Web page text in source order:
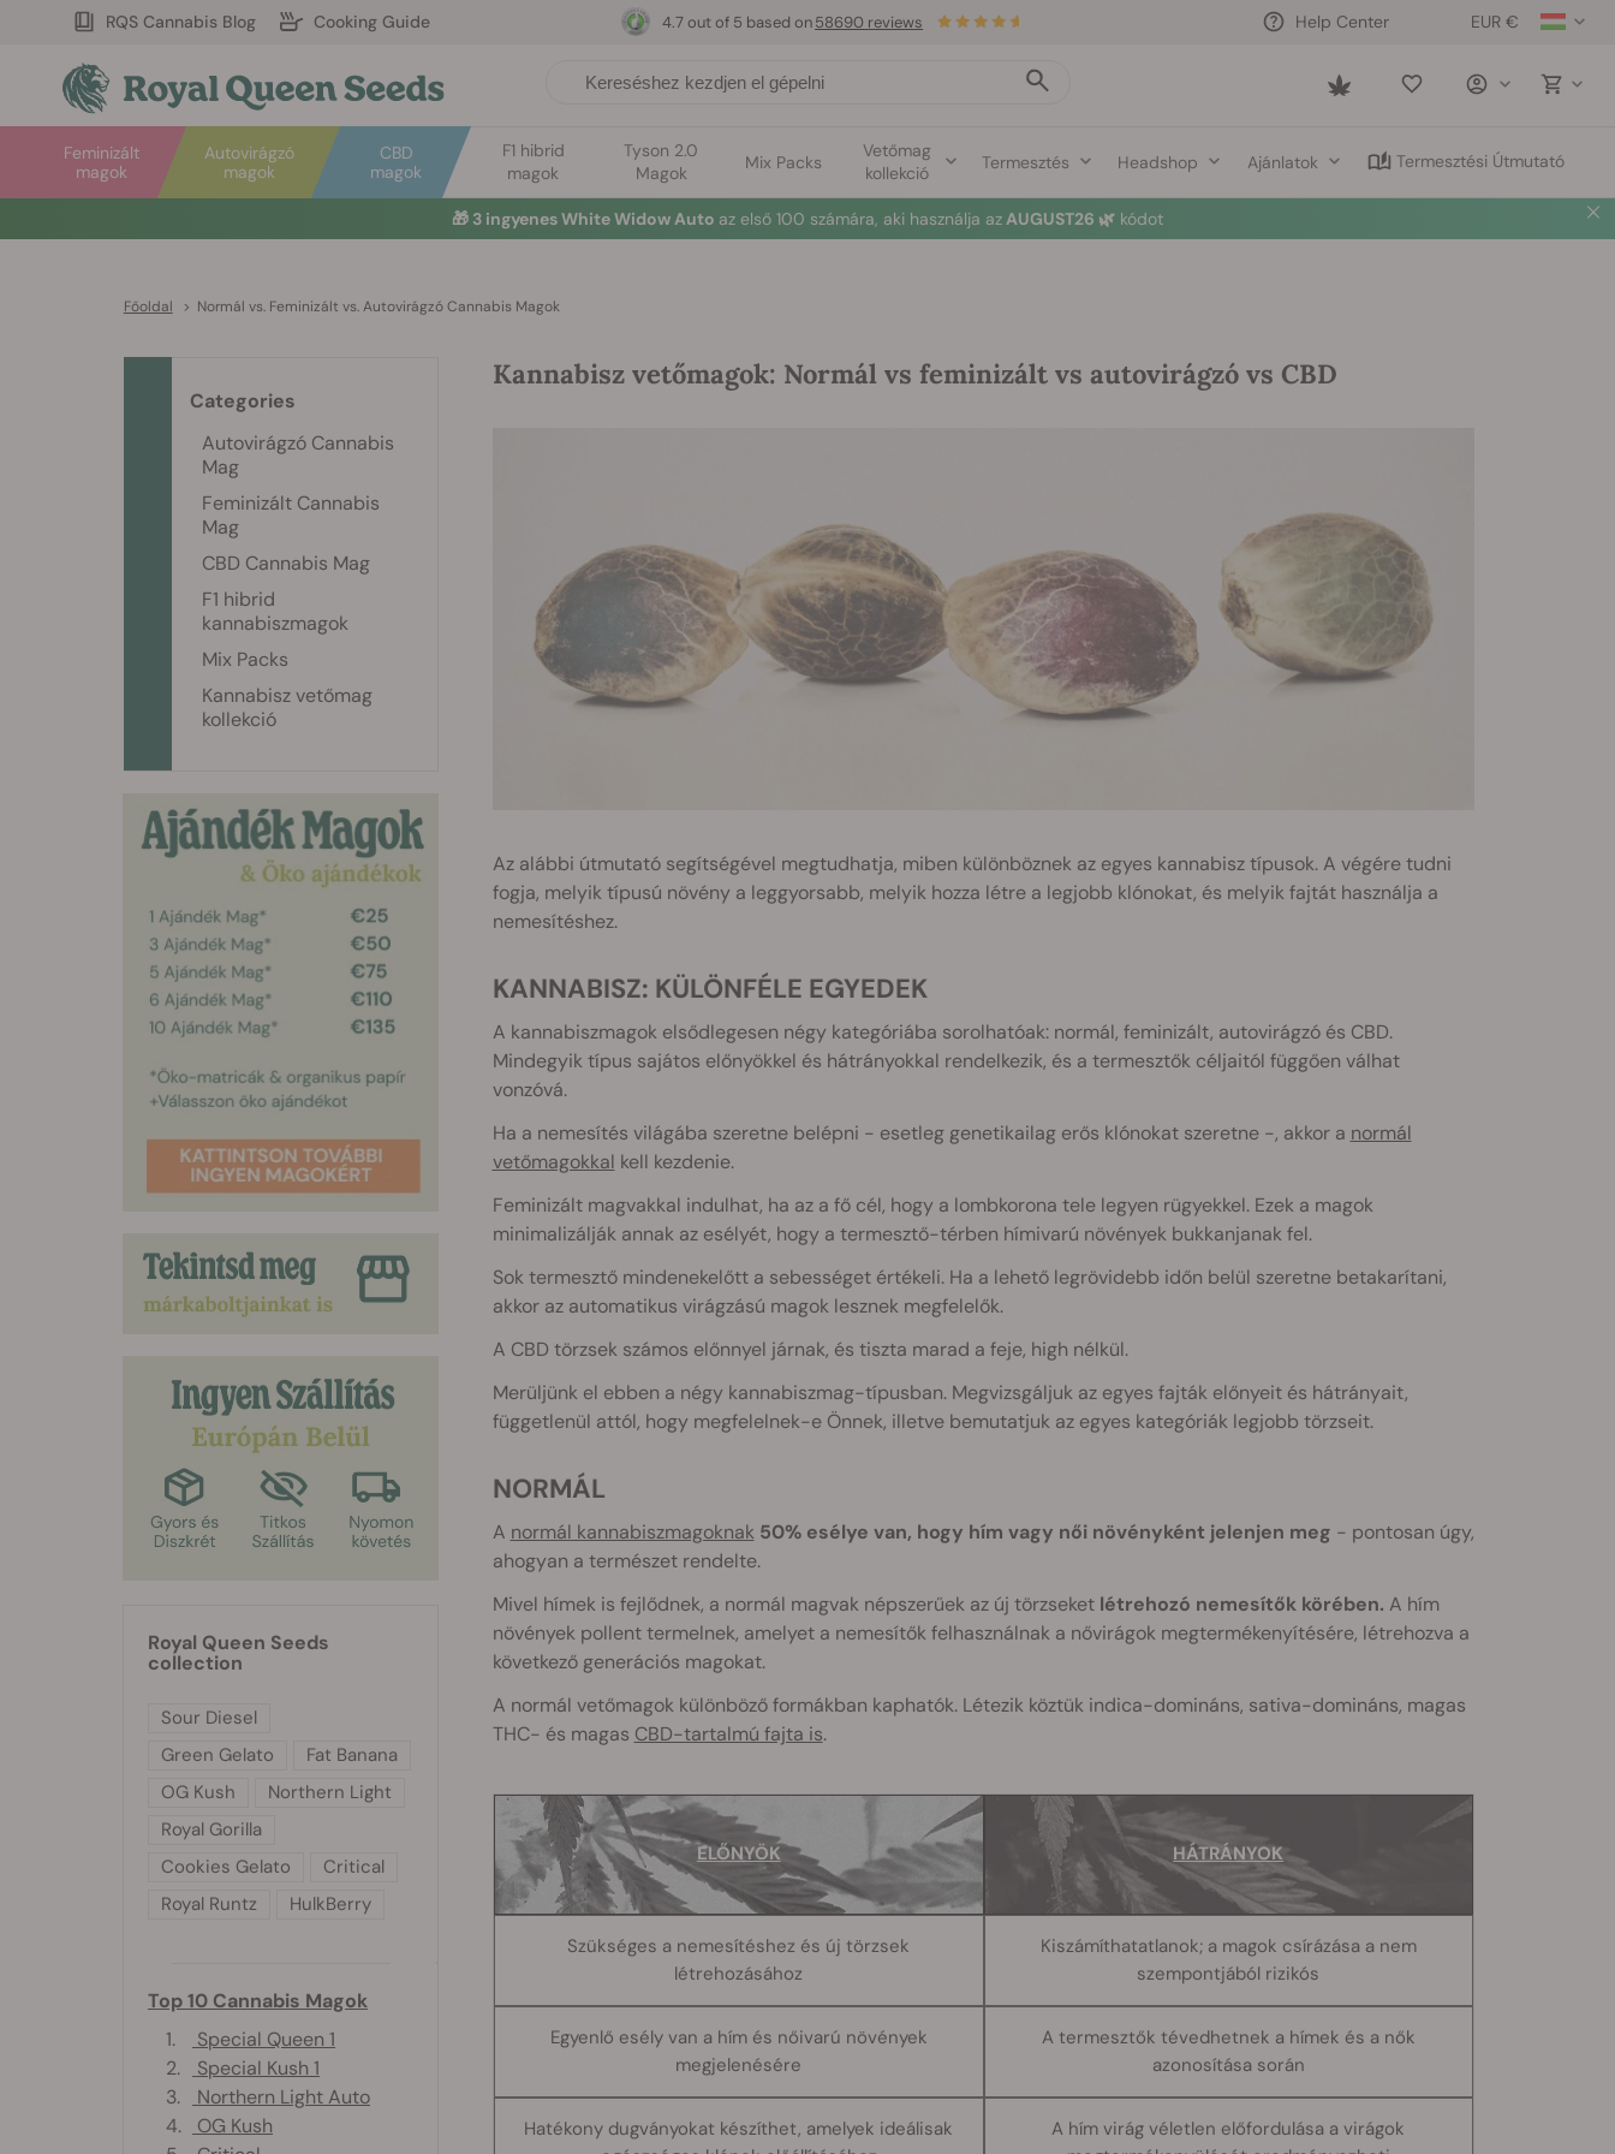
RQS Cannabis Blog Cooking Guide EUR €
Help Center
Saved
Autovirágzó
magok
Feminizált
magok
CBD
magok
F1 hibrid
magok
Tyson 2.0
Magok
Mix Packs
Vetőmag
kollekció
Termesztés Headshop Ajánlatok Termesztési Útmutató
4.7 out of 5 based on58690 reviews
🎁 3 ingyenes White Widow Auto az első 100 számára, aki használja azAUGUST26 🌿 kódot
Főoldal > Normál vs. Feminizált vs. Autovirágzó Cannabis Magok
Kannabisz vetőmagok: Normál vs feminizált vs autovirágzó vs CBD
Az alábbi útmutató segítségével megtudhatja, miben különböznek az egyes kannabisz típusok. A végére tudni
fogja, melyik típusú növény a leggyorsabb, melyik hozza létre a legjobb klónokat, és melyik fajtát használja a
nemesítéshez.
KANNABISZ: KÜLÖNFÉLE EGYEDEK
A kannabiszmagok elsődlegesen négy kategóriába sorolhatóak: normál, feminizált, autovirágzó és CBD.
Mindegyik típus sajátos előnyökkel és hátrányokkal rendelkezik, és a termesztők céljaitól függően válhat
vonzóvá.
Ha a nemesítés világába szeretne belépni - esetleg genetikailag erős klónokat szeretne -, akkor a normál
vetőmagokkal kell kezdenie.
Feminizált magvakkal indulhat, ha az a fő cél, hogy a lombkorona tele legyen rügyekkel. Ezek a magok
minimalizálják annak az esélyét, hogy a termesztő-térben hímivarú növények bukkanjanak fel.
Sok termesztő mindenekelőtt a sebességet értékeli. Ha a lehető legrövidebb időn belül szeretne betakarítani,
akkor az automatikus virágzású magok lesznek megfelelők.
A CBD törzsek számos előnnyel járnak, és tiszta marad a feje, high nélkül.
Merüljünk el ebben a négy kannabiszmag-típusban. Megvizsgáljuk az egyes fajták előnyeit és hátrányait,
függetlenül attól, hogy megfelelnek-e Önnek, illetve bemutatjuk az egyes kategóriák legjobb törzseit.
NORMÁL
A normál kannabiszmagoknak 50% esélye van, hogy hím vagy női növényként jelenjen meg - pontosan úgy,
ahogyan a természet rendelte.
Mivel hímek is fejlődnek, a normál magvak népszerűek az új törzseket létrehozó nemesítők körében. A hím
növények pollent termelnek, amelyet a nemesítők felhasználnak a nővirágok megtermékenyítésére, létrehozva a
következő generációs magokat.
A normál vetőmagok különböző formákban kaphatók. Létezik köztük indica-domináns, sativa-domináns, magas
THC- és magas CBD-tartalmú fajta is.
ELŐNYÖK HÁTRÁNYOK
Szükséges a nemesítéshez és új törzsek
létrehozásához
Kiszámíthatatlanok; a magok csírázása a nem
szempontjából rizikós
Egyenlő esély van a hím és nőivarú növények
megjelenésére
A termesztők tévedhetnek a hímek és a nők
azonosítása során
Hatékony dugványokat készíthet, amelyek ideálisak
A hím virág véletlen előfordulása a virágok
Categories
Autovirágzó Cannabis
Mag
Feminizált Cannabis
Mag
CBD Cannabis Mag
F1 hibrid
kannabiszmagok
Mix Packs
Kannabisz vetőmag
kollekció
Royal Queen Seeds
collection
Sour Diesel
Green Gelato
Fat Banana
OG Kush
Northern Light
Royal Gorilla
Cookies Gelato
Critical
Royal Runtz
HulkBerry
Top 10 Cannabis Magok
1.
Special Queen 1
2.
Special Kush 1
3.
Northern Light Auto
4.
OG Kush